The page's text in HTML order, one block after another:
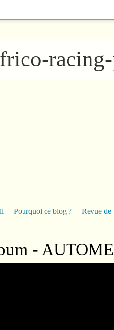
frico-
Pourquoi ce blog ? Revue de
-